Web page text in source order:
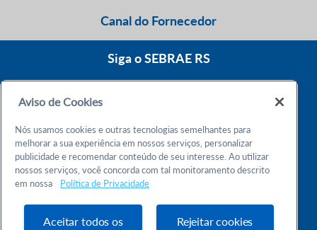
Canal do Fornecedor
Siga o SEBRAE RS
Atendimento 24h
Chame no WhatsApp
Atendimento das 9h às 18h
Aviso de Cookies
Nós usamos cookies e outras tecnologias semelhantes para
melhorar a sua experiência em nossos serviços, personalizar
publicidade e recomendar conteúdo de seu interesse. Ao utilizar
nossos serviços, você concorda com tal monitoramento descrito
em nossa
Política de Privacidade
Aceitar todos os Rejeitar cookies